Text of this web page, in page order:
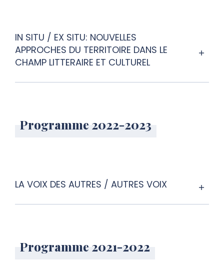
IN SITU / EX SITU: NOUVELLES
APPROCHES DU TERRITOIRE DANS LE
CHAMP LITTERAIRE ET CULTUREL
Programme 2022-2023
LA VOIX DES AUTRES / AUTRES VOIX
Programme 2021-2022